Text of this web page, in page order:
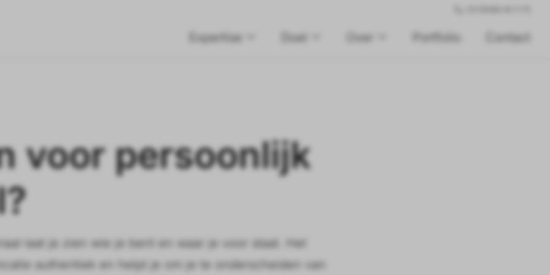
Expertise Doel Over Portfolio Contact
voor persoonlijk
laat je zien wie je bent en waar je voor staat. Het
authentiek en helpt je om je te onderscheiden van